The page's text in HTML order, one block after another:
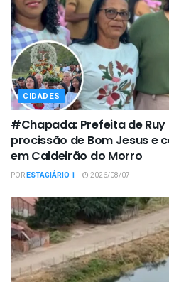
CIDADES
#Chapada: Prefeita de
procissão de Bom Jesus e
em Caldeirão do Morro
PORESTAGIÁRIO 1 2026/08/07